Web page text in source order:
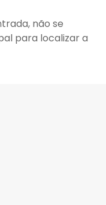
não se
para localizar a